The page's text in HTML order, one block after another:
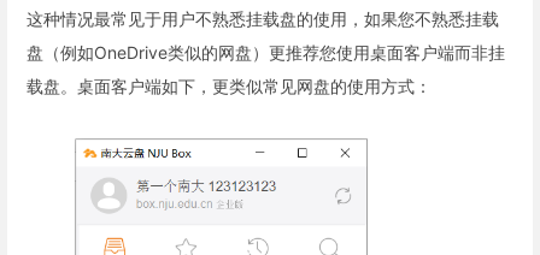
这种情况最常见于用户不熟悉挂载盘的使用，如果您不熟悉挂载
盘（例如OneDrive类似的网盘）更推荐您使用桌面客户端而非挂
载盘。桌面客户端如下，更类似常见网盘的使用方式：